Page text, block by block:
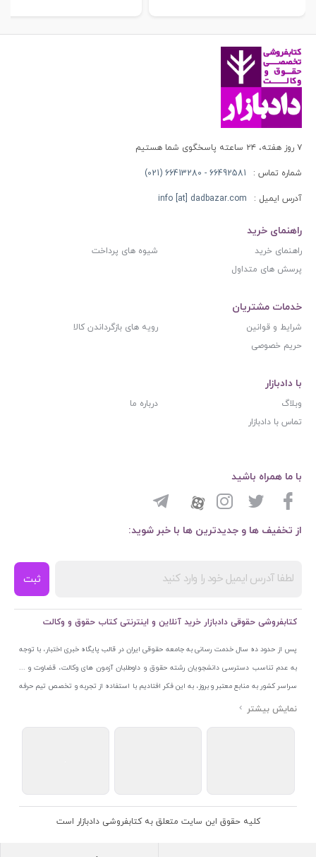
۷ روز هفته، ۲۴ ساعته پاسخگوی شما هستیم
شماره تماس : 66492581 - 66413280 (021)
آدرس ایمیل : info [at] dadbazar.com
راهنمای خرید
راهنمای خرید
شیوه های پرداخت
پرسش های متداول
خدمات مشتریان
شرایط و قوانین
رویه های بازگرداندن کالا
حریم خصوصی
با دادبازار
وبلاگ
درباره ما
تماس با دادبازار
از تخفیف ها و جدیدترین ها با خبر شوید:
ثبت
با ما همراه باشید
کتابفروشی حقوقی دادبازار خرید آنلاین و اینترنتی کتاب حقوق و وکالت
پس از حدود ده سال خدمت رسانی به جامعه حقوقی ایران در قالب پایگاه خبری اختبار، با توجه
به عدم تناسب دسترسی دانشجویان رشته حقوق و داوطلبان آزمون های وکالت، قضاوت و ...
سراسر کشور به منابع معتبر و بروز، به این فکر افتادیم با استفاده از تجربه و تخصص تیم حرفه
ای اختبار خدمتی جدید به جامعه حقوقی ایران ارائه کنیم. به این منظور با راه اندازی و تجهیز
اتحادیه ناشران و کتابفروشان تهران به منظور ارائه مطمئن ترین خدمات مجموعه بسیار کامل و
معتبری از کتاب های حقوقی را به علاقمندان عرضه کرده ایم. علاوه بر این با بهره گیری از فناوری
کلیه حقوق این سایت متعلق به کتابفروشی دادبازار است